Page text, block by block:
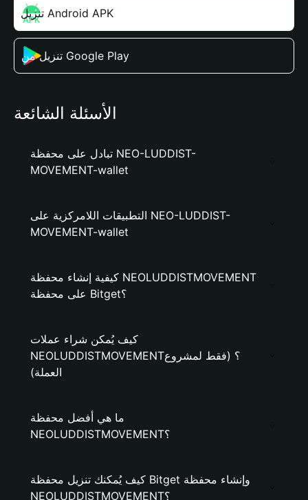
تنزيل Android APK
تنزيل من Google Play
الأسئلة الشائعة
تبادل على محفظة NEO-LUDDIST-
MOVEMENT-wallet
التطبيقات اللامركزية على NEO-LUDDIST-
MOVEMENT-wallet
كيفية إنشاء محفظة NEOLUDDISTMOVEMENT
على محفظة Bitget؟
كيف يُمكن شراء عملات
NEOLUDDISTMOVEMENT؟ (فقط لمشروع
العملة)
ما هي أفضل محفظة
NEOLUDDISTMOVEMENT؟
كيف يُمكنك تنزيل محفظة Bitget وإنشاء محفظة
NEOLUDDISTMOVEMENT؟